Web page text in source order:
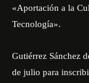
«Aportación a la
Tecnología».
Gutiérrez Sánchez
de julio para